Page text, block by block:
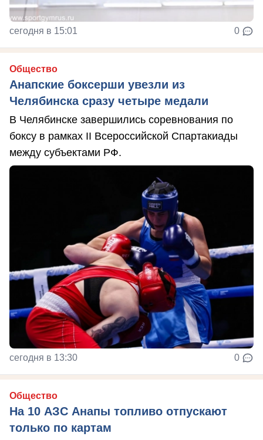
сегодня в 15:01 0
Общество
Анапские боксерши увезли из
Челябинска сразу четыре медали
В Челябинске завершились соревнования по
боксу в рамках II Всероссийской Спартакиады
между субъектами РФ.
сегодня в 13:30 0
Общество
На 10 АЗС Анапы топливо отпускают
только по картам